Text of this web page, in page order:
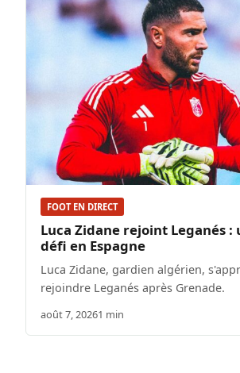
FOOT EN DIRECT
Luca Zidane rejoint Leganés :
défi en Espagne
Luca Zidane, gardien algérien,
rejoindre Leganés après Grenade.
août 7, 20261 min